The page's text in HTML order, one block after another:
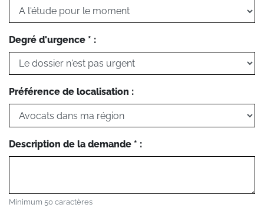
Degré d'urgence * :
Préférence de localisation :
Description de la demande * :
Minimum 50 caractères